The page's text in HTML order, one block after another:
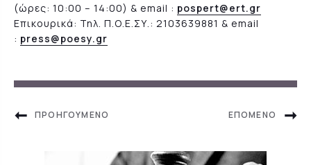
(ώρες: 10:00 – 14:00) & email : pospert@ert.gr
Επικουρικά: Τηλ. Π.Ο.Ε.ΣΥ.: 2103639881 & email
: press@poesy.gr